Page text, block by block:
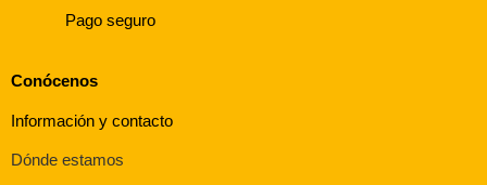
Pago seguro
Conócenos
Información y contacto
Dónde estamos